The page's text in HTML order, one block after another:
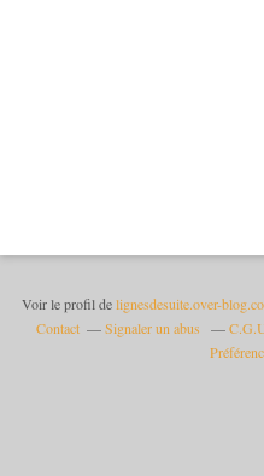
Voir le profil delignesdesuite.over-
Contact
Signaler un abus